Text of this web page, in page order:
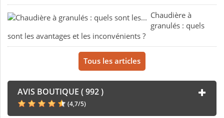
Chaudière à
granulés : quels
sont les avantages et les inconvénients ?
Tous les articles
AVIS BOUTIQUE ( 992 )
(4,7/5)